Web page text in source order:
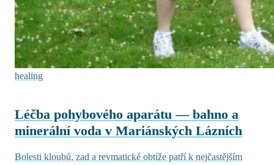
healing
Léčba pohybového aparátu — bahno a
minerální voda v Mariánských Lázních
Bolesti kloubů, zad a revmatické obtíže patří k nejčastějším